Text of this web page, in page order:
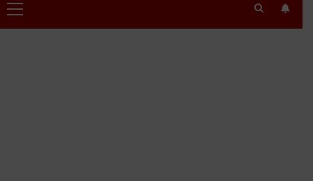
Menú
principal